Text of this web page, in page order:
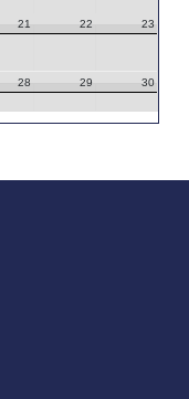
21 22 23
28 29 30